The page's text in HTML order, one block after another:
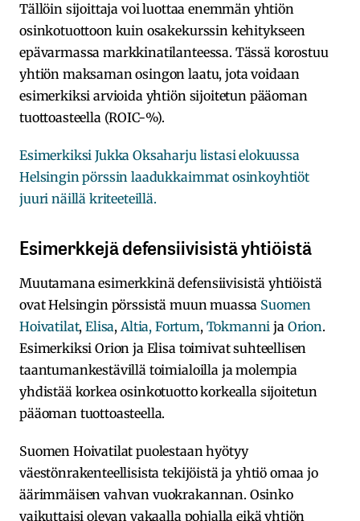
Tällöin sijoittaja voi luottaa enemmän yhtiön
osinkotuottoon kuin osakekurssin kehitykseen
epävarmassa markkinatilanteessa. Tässä korostuu
yhtiön maksaman osingon laatu, jota voidaan
esimerkiksi arvioida yhtiön sijoitetun pääoman
tuottoasteella (ROIC-%).
Esimerkiksi Jukka Oksaharju listasi elokuussa
Helsingin pörssin laadukkaimmat osinkoyhtiöt
juuri näillä kriteeteillä.
Esimerkkejä defensiivisistä yhtiöistä
Muutamana esimerkkinä defensiivisistä yhtiöistä
ovat Helsingin pörssistä muun muassa Suomen
Hoivatilat,Elisa, Altia, Fortum, Tokmanni ja Orion.
Esimerkiksi Orion ja Elisa toimivat suhteellisen
taantumankestävillä toimialoilla ja molempia
yhdistää korkea osinkotuotto korkealla sijoitetun
pääoman tuottoasteella.
Suomen Hoivatilat puolestaan hyötyy
väestönrakenteellisista tekijöistä ja yhtiö omaa jo
äärimmäisen vahvan vuokrakannan. Osinko
vaikuttaisi olevan vakaalla pohjalla eikä yhtiön